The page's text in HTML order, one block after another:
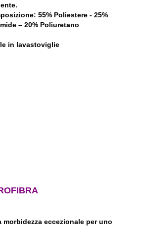
55% Poliestere - 25%
– 20% Poliuretano
in lavastoviglie
morbidezza eccezionale per uno